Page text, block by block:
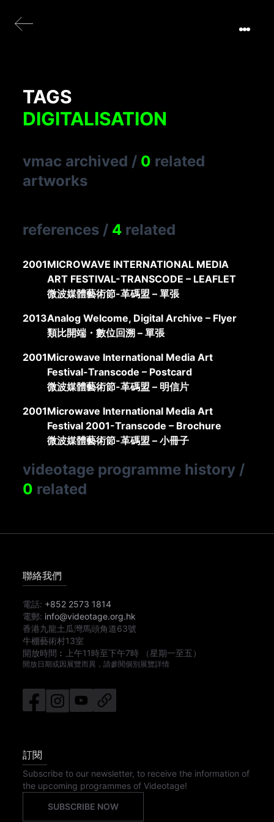
TAGS
DIGITALISATION
vmac archived / 0 related
artworks
references / 4 related
2001MICROWAVE INTERNATIONAL MEDIA
ART FESTIVAL-TRANSCODE – LEAFLET
微波媒體藝術節-革碼盟 – 單張
2013Analog Welcome, Digital Archive – Flyer
類比開端・數位回溯 – 單張
2001Microwave International Media Art
Festival-Transcode – Postcard
微波媒體藝術節-革碼盟 – 明信片
2001Microwave International Media Art
Festival 2001-Transcode – Brochure
微波媒體藝術節-革碼盟 – 小冊子
videotage programme history /
0 related
聯絡我們
電話: +852 2573 1814
電郵: info@videotage.org.hk
香港九龍土瓜灣馬頭角道63號
牛棚藝術村13室
開放時間︰
上午11時至下午7時 （星期一至五）
開放日期或因展覽而異，請參閱個別展覽詳情
訂閱
Subscribe to our newsletter, to receive the information of
the upcoming programmes of Videotage!
SUBSCRIBE NOW